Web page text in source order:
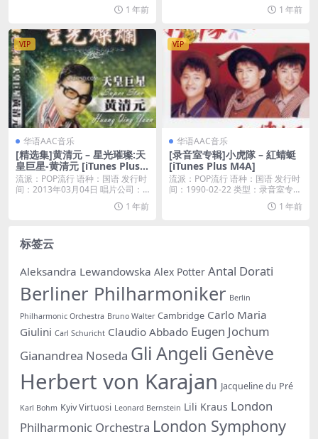
1 年前
1 年前
VIP
华语AAC音乐
[精选集]黄清元 – 星光璀璨:天
皇巨星-黄清元 [iTunes Plus
M4A]
流派：POP流行 语种：国语 发行时
间：2013年03月04日 唱片公司：H
1 年前
VIP
华语AAC音乐
[录音室专辑]小虎隊 – 紅蜻蜓
[iTunes Plus M4A]
流派：POP流行 语种：国语 发行时
间：1990-02-22 类型：录音室专辑
1 年前
标签云
Aleksandra Lewandowska Alex Potter Antal Dorati
Berliner Philharmoniker Berlin
Philharmonic Orchestra Bruno Walter Cambridge Carlo Maria
Giulini Carl Schuricht Claudio Abbado Eugen Jochum
Gianandrea Noseda Gli Angeli Genève
Herbert von Karajan Jacqueline du Pré
Karl Bohm Kyiv Virtuosi Leonard Bernstein Lili Kraus London
Philharmonic Orchestra London Symphony